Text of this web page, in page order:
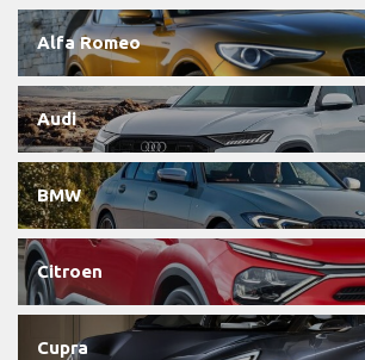
Alfa Romeo
Audi
BMW
Citroen
Cupra